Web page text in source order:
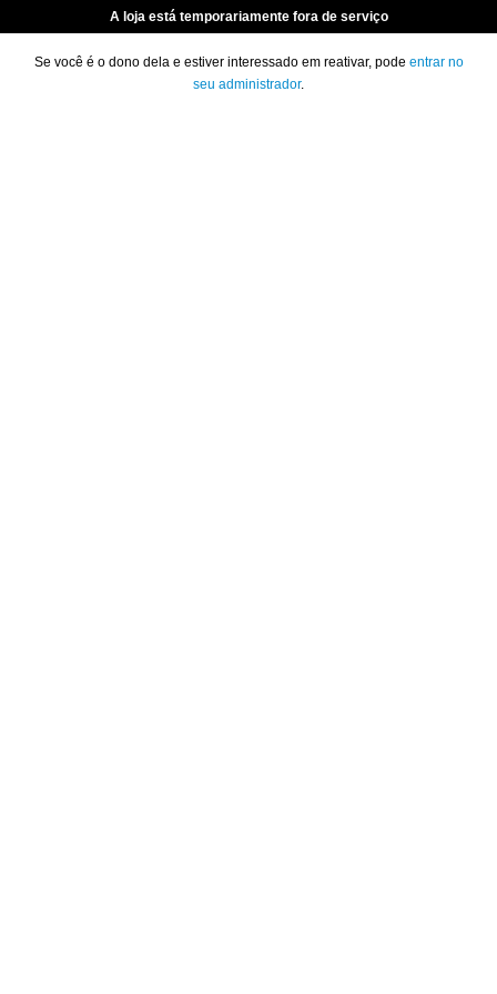
A loja está temporariamente fora de serviço
Se você é o dono dela e estiver interessado em reativar, pode entrar no
seu administrador.